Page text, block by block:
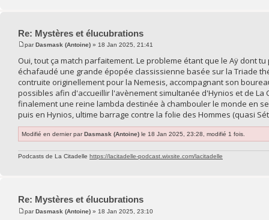
Re: Mystères et élucubrations
parDasmask (Antoine) » 18 Jan 2025, 21:41
Oui, tout ça match parfaitement. Le probleme étant que le Aÿ dont
échafaudé une grande épopée classissienne basée sur la Triade
contruite originellement pour la Nemesis, accompagnant son
possibles afin d'accueillir l'avènement simultanée d'Hynios et de La
finalement une reine lambda destinée à chambouler le monde en
puis en Hynios, ultime barrage contre la folie des Hommes (quasi
Modifié en dernier parDasmask (Antoine) le 18 Jan 2025, 23:28, modifié 1 fois.
Podcasts de La Citadelle https://lacitadelle-podcast.wixsite.com/lacitadelle
Re: Mystères et élucubrations
parDasmask (Antoine) » 18 Jan 2025, 23:10